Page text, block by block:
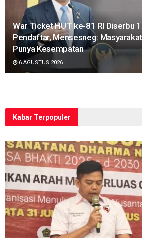
War Ticket HUT ke-81 RI Diserbu
Pendaftar, Mensesneg:
Punya Kesempatan
6 AGUSTUS 2026
Kabar Terpopuler